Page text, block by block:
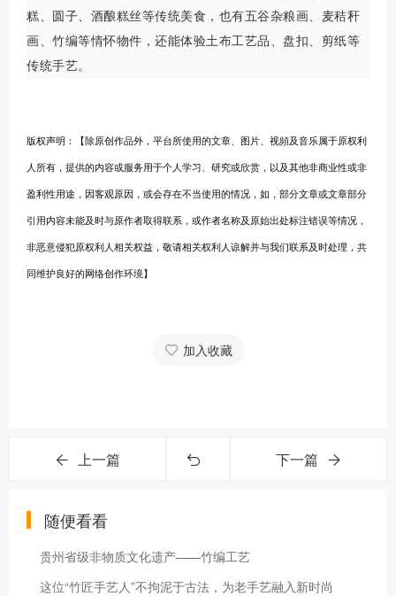
糕、圆子、酒酿糕丝等传统美食，也有五谷杂粮画、麦秸秆
画、竹编等情怀物件，还能体验土布工艺品、盘扣、剪纸等
传统手艺。
版权声明：【除原创作品外，平台所使用的文章、图片、视頻及音乐属于原权利
人所有，提供的内容或服务用于个人学习、研究或欣赏，以及其他非商业性或非
盈利性用途，因客观原因，或会存在不当使用的情况，如，部分文章或文章部分
引用内容未能及时与原作者取得联系，或作者名称及原始出处标注错误等情况，
非恶意侵犯原权利人相关权益，敬请相关权利人谅解并与我们联系及时处理，共
同维护良好的网络创作环境】
加入收藏
上一篇 下一篇
随便看看
贵州省级非物质文化遗产——竹编工艺
这位“竹匠手艺人”不拘泥于古法，为老手艺融入新时尚